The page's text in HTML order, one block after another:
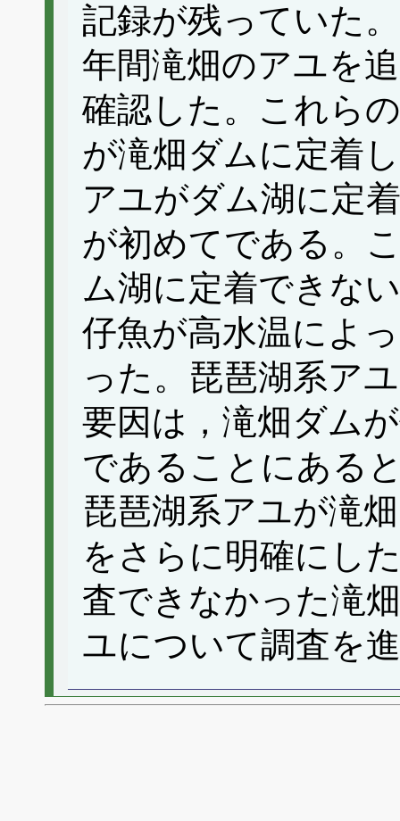
記録が残っていた
年間滝畑のアユを
確認した。これら
が滝畑ダムに定着
アユがダム湖に定
が初めてである。
ム湖に定着できな
仔魚が高水温によ
った。琵琶湖系ア
要因は，滝畑ダム
であることにある
琵琶湖系アユが滝
をさらに明確にし
査できなかった滝
ユについて調査を